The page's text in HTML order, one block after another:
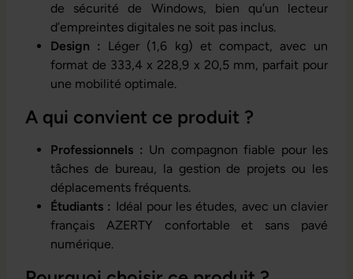
de sécurité de Windows, bien qu’un lecteur
d’empreintes digitales ne soit pas inclus.
Design :
Léger (1,6 kg) et compact, avec un
format de 333,4 x 228,9 x 20,5 mm, parfait pour
une mobilité optimale.
A qui convient ce produit ?
Professionnels : Un compagnon fiable pour les
tâches de bureau, la gestion de projets ou les
déplacements fréquents.
Étudiants : Idéal pour les études, avec un clavier
français AZERTY confortable et sans pavé
numérique.